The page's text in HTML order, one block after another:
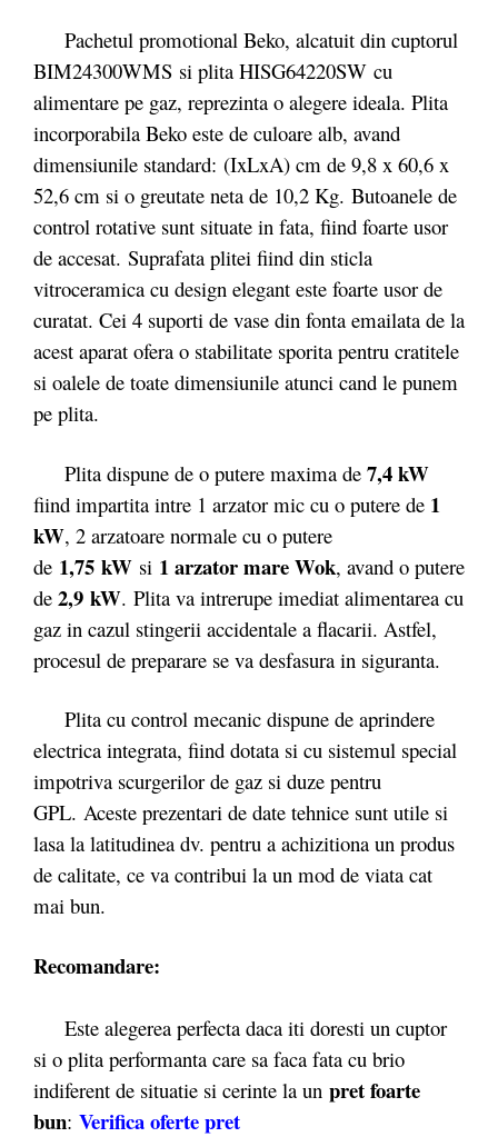
Pachetul promotional Beko, alcatuit din cuptorul
BIM24300WMS si plita HISG64220SW cu
alimentare pe gaz, reprezinta o alegere ideala. Plita
incorporabila Beko este de culoare alb, avand
dimensiunile standard: (IxLxA) cm de 9,8 x 60,6 x
52,6 cm si o greutate neta de 10,2 Kg. Butoanele de
control rotative sunt situate in fata, fiind foarte usor
de accesat. Suprafata plitei fiind din sticla
vitroceramica cu design elegant este foarte usor de
curatat. Cei 4 suporti de vase din fonta emailata de la
acest aparat ofera o stabilitate sporita pentru cratitele
si oalele de toate dimensiunile atunci cand le punem
pe plita.
Plita dispune de o putere maxima de 7,4 kW
fiind impartita intre 1 arzator mic cu o putere de 1
kW, 2 arzatoare normale cu o putere
de 1,75 kW si 1 arzator mare Wok, avand o putere
de 2,9 kW. Plita va intrerupe imediat alimentarea cu
gaz in cazul stingerii accidentale a flacarii. Astfel,
procesul de preparare se va desfasura in siguranta.
Plita cu control mecanic dispune de aprindere
electrica integrata, fiind dotata si cu sistemul special
impotriva scurgerilor de gaz si duze pentru
GPL. Aceste prezentari de date tehnice sunt utile si
lasa la latitudinea dv. pentru a achizitiona un produs
de calitate, ce va contribui la un mod de viata cat
mai bun.
Recomandare:
Este alegerea perfecta daca iti doresti un cuptor
si o plita performanta care sa faca fata cu brio
indiferent de situatie si cerinte la un pret foarte
bun: Verifica oferte pret